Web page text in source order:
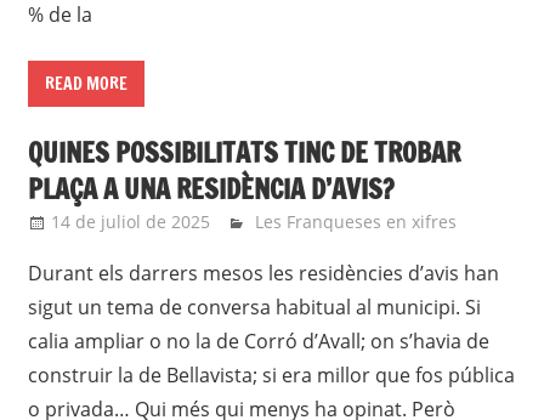
% de la
READ MORE
QUINES POSSIBILITATS TINC DE TROBAR
PLAÇA A UNA RESIDÈNCIA D’AVIS?
14 de juliol de 2025 Eli
Les Franqueses en xifres
Durant els darrers mesos les residències d’avis han
sigut un tema de conversa habitual al municipi. Si
calia ampliar o no la de Corró d’Avall; on s’havia de
construir la de Bellavista; si era millor que fos pública
o privada… Qui més qui menys ha opinat. Però